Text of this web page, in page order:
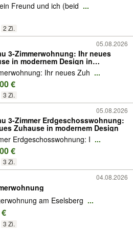
Freund und ich (beid ...
2 Zi.
05.08.2026
3-Zimmerwohnung: Ihr neues
in modernem Design in
Ihr neues Zuh ...
€
3 Zi.
05.08.2026
3-Zimmer Erdgeschosswohnung:
Zuhause in modernem Design
Erdgeschosswohnung: I ...
€
3 Zi.
04.08.2026
am Eselsberg ...
3 Zi.